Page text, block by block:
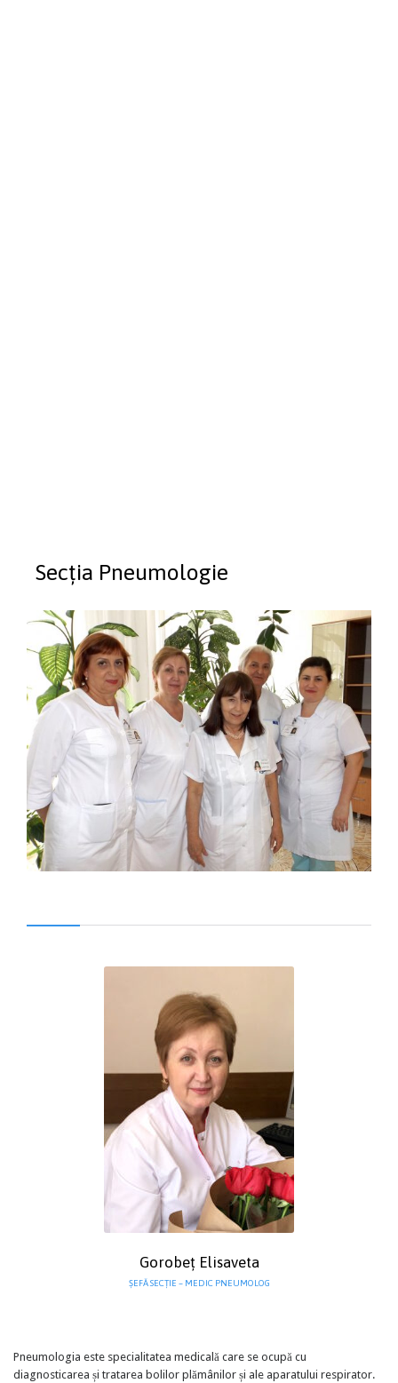
Secția Pneumologie
Gorobeț Elisaveta
ȘEFĂ SECŢIE – MEDIC PNEUMOLOG
Pneumologia este specialitatea medicală care se ocupă cu
diagnosticarea și tratarea bolilor plămânilor și ale aparatului respirator.